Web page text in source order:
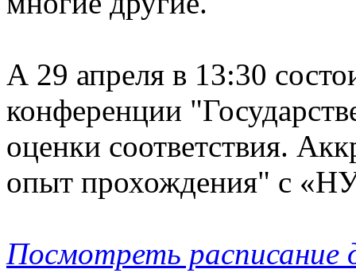
А 29 апреля в 13:30
конференции
оценки соответствия.
опыт прохождения" с
Посмотреть расписание